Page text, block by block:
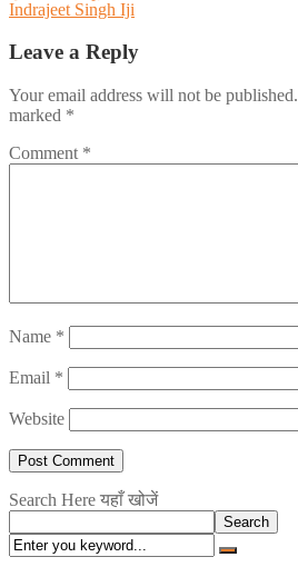
Indrajeet Singh Iji
Leave a Reply
Your email address will not be published.
marked *
Comment *
Name *
Email *
Website
Search Here यहाँ खोजें
Search